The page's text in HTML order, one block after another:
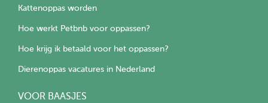
Kattenoppas worden
Hoe werkt Petbnb voor oppassen?
Hoe krijg ik betaald voor het oppassen?
Dierenoppas vacatures in Nederland
VOOR BAASJES